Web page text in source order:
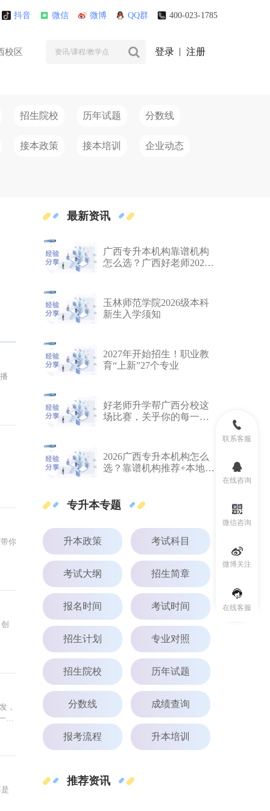
抖音 微信 微博 QQ群 400-023-1785
校区 登录 注册
联系客服
在线咨询
微信咨询
微博关注
在线客服
招生院校 历年试题 分数线
接本政策 接本培训 企业动态
你
，
个
最新资讯
广西专升本机构靠谱机构
怎么选？广西好老师2026
玉林师范学院2026级本科
新生入学须知
2027年开始招生！职业教
育“上新”27个专业
好老师升学帮广西分校这
场比赛，关乎你的每一堂
2026广西专升本机构怎么
选？靠谱机构推荐+本地备
专升本专题
升本政策 考试科目
考试大纲 招生简章
报名时间 考试时间
招生计划 专业对照
招生院校 历年试题
分数线 成绩查询
报考流程 升本培训
推荐资讯